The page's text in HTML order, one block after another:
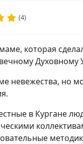
(4)
которая
невежества, но
в Кургане